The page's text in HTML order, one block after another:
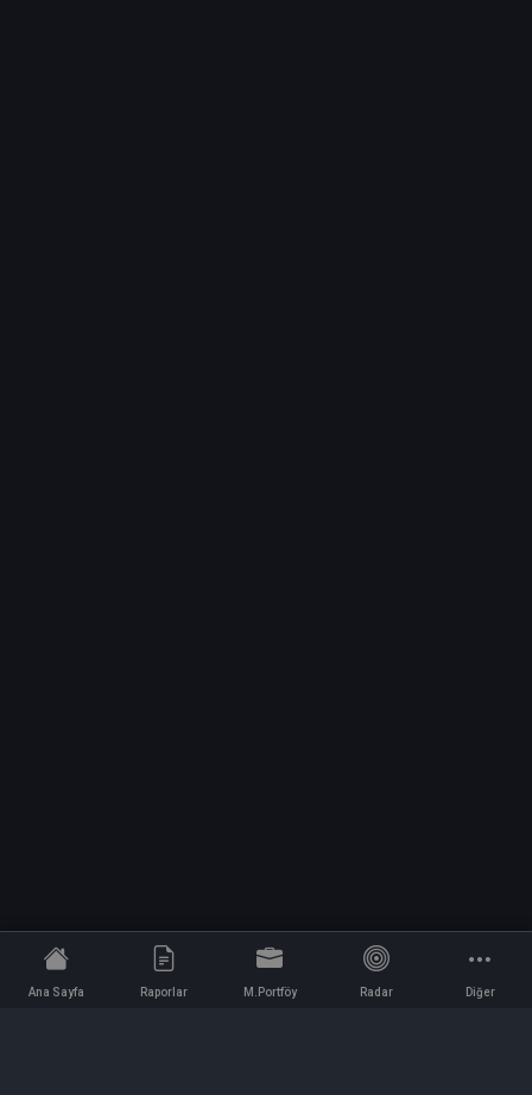
Ana Sayfa Raporlar M.Portföy Radar Diğer